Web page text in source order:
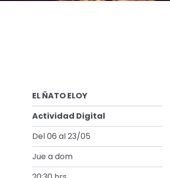
EL ÑATO ELOY
Actividad Digital
Del 06 al 23/05
Jue a dom